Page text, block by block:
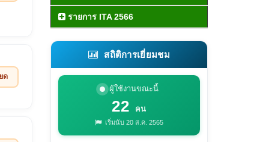
ด
รายการ ITA 2566
สถิติการเยี่ยมชม
ผู้ใช้งานขณะนี้
22 คน
เริ่มนับ 20 ส.ค. 2565